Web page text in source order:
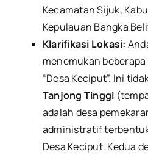
Kecamatan Sijuk,
Kepulauan Bangka
Klarifikasi Lokasi:
menemukan
“Desa Keciput”. Ini
Tanjong Tinggi
adalah desa
administratif
Desa Keciput. Kedua